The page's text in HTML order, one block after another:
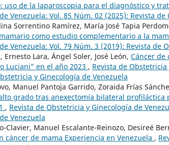
uso de la laparoscopia para el diagnóstico y
Venezuela: Vol. 85 Núm. 02 (2025): Revista
Sorrentino Ramírez, María José Tapia
como estudio complementario a la
Venezuela: Vol. 79 Núm. 3 (2019): Revista de
Ernesto Lara, Ángel Soler, José León, Cáncer
Luciani” en el año 2023 , Revista de
y Ginecología de Venezuela
Manuel Pantoja Garrido, Zoraida Frías
grado tras anexectomía bilateral profiláctica
, Revista de Obstetricia y Ginecología de
Venezuela
Clavier, Manuel Escalante-Reinozo, Desireé
cáncer de mama Experiencia en Venezuela ,